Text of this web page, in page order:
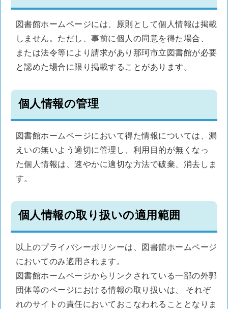
図書館ホームページには、原則として個人情報は掲載
しません。ただし、事前に個人の同意を得た場合、
または法令等により請求があり那珂市立図書館が必要
と認めた場合に限り掲載することがあります。
個人情報の管理
図書館ホームページにおいて得た情報については、漏
えいの無いよう適切に管理し、利用目的が無くなっ
た個人情報は、速やかに適切な方法で破棄、消去しま
す。
個人情報の取り扱いの適用範囲
以上のプライバシーポリシーは、図書館ホームページ
においてのみ適用されます。
図書館ホームページからリンクされている一部の外郭
団体等のページにおける情報の取り扱いは、 それぞ
れのサイトの責任においておこなわれることとなりま